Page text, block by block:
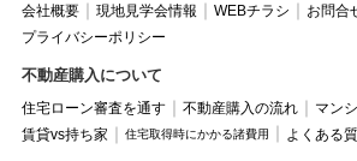
会社概要
現地見学会情報 WEBチラシ
お問合
プライバシーポリシー
不動産購入について
住宅ローン審査を通す 不動産購入の流れ
マン
賃貸vs持ち家
住宅取得時にかかる諸費用 よくある